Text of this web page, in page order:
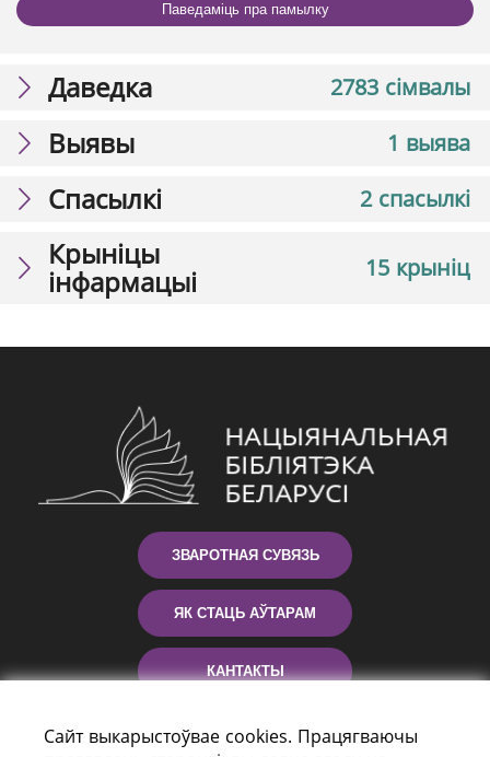
Паведаміць пра памылку
2783 сімвалы
Даведка
1 выява
Выявы
2 спасылкі
Спасылкі
15 крыніц
Крыніцы
інфармацыі
ЗВАРОТНАЯ СУВЯЗЬ
ЯК СТАЦЬ АЎТАРАМ
КАНТАКТЫ
ДАПАМОГА
Сайт выкарыстоўвае cookies. Працягваючы